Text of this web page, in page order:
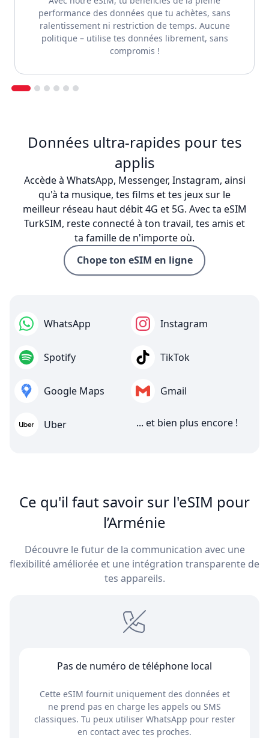
performance des données que tu achètes, sans
ralentissement ni restriction de temps. Aucune
politique – utilise tes données librement, sans
compromis !
Données ultra-rapides pour tes
applis
Accède à WhatsApp, Messenger, Instagram, ainsi
qu'à ta musique, tes films et tes jeux sur le
meilleur réseau haut débit 4G et 5G. Avec ta eSIM
TurkSIM, reste connecté à ton travail, tes amis et
ta famille de n'importe où.
Chope ton eSIM en ligne
WhatsApp Instagram
Spotify TikTok
Google Maps Gmail
Uber ... et bien plus encore !
Ce qu'il faut savoir sur l'eSIM pour
l’Arménie
Découvre le futur de la communication avec une
flexibilité améliorée et une intégration transparente de
tes appareils.
Pas de numéro de téléphone local
Cette eSIM fournit uniquement des données et
ne prend pas en charge les appels ou SMS
classiques. Tu peux utiliser WhatsApp pour rester
en contact avec tes proches.